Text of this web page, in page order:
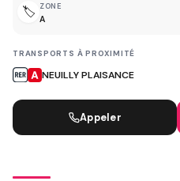
🏷️ ZONE
A
TRANSPORTS À PROXIMITÉ
NEUILLY PLAISANCE
Appeler